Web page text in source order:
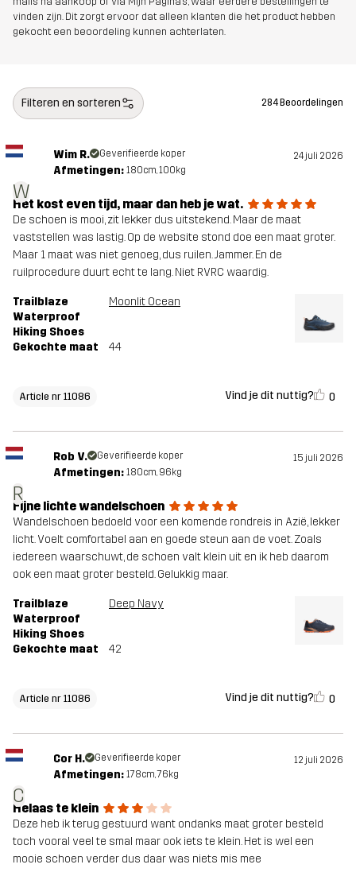
Bovenwerk 100% Polyester
Buitenzool 100% Rubber
Gewicht 334g
Ontworpen
voor
WANDELEN ALLROUND
Artikelnummer 11086_2798
vinden zijn. Dit zorgt ervoor dat alleen klanten die het product hebben
gekocht een beoordeling kunnen achterlaten.
Filteren en sorteren 284 Beoordelingen
W
Wim R. Geverifieerde koper 24 juli 2026
Afmetingen: 180cm, 100kg
Het kost even tijd, maar dan heb je wat.
De schoen is mooi, zit lekker dus uitstekend. Maar de maat
vaststellen was lastig. Op de website stond doe een maat groter.
Maar 1 maat was niet genoeg, dus ruilen. Jammer. En de
ruilprocedure duurt echt te lang. Niet RVRC waardig.
Trailblaze
Waterproof
Hiking Shoes
Moonlit Ocean
Gekochte maat 44
Article nr 11086 Vind je dit nuttig? 0
R
Rob V. Geverifieerde koper 15 juli 2026
Afmetingen: 180cm, 96kg
Fijne lichte wandelschoen
Wandelschoen bedoeld voor een komende rondreis in Azië, lekker
licht. Voelt comfortabel aan en goede steun aan de voet. Zoals
iedereen waarschuwt, de schoen valt klein uit en ik heb daarom
ook een maat groter besteld. Gelukkig maar.
Trailblaze
Waterproof
Hiking Shoes
Deep Navy
Gekochte maat 42
Article nr 11086 Vind je dit nuttig? 0
C
Cor H. Geverifieerde koper 12 juli 2026
Afmetingen: 178cm, 76kg
Helaas te klein
Deze heb ik terug gestuurd want ondanks maat groter besteld
toch vooral veel te smal maar ook iets te klein. Het is wel een
mooie schoen verder dus daar was niets mis mee